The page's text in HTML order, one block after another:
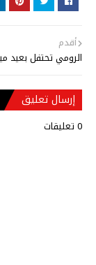
أقدم
الرومي تحتفل بعيد
إرسال تعليق
0 تعليقات